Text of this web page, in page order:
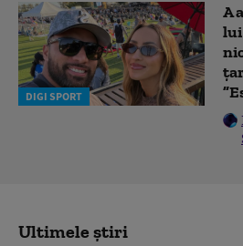
DIGI SPORT
A
lui
Ultimele știri